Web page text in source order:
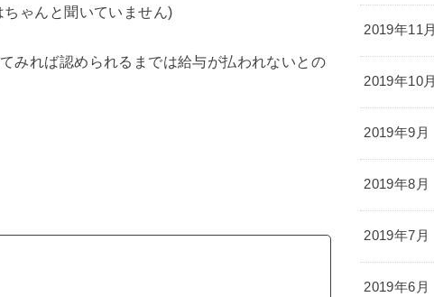
ゃんと聞いていません)
みれば認められるまでは給与が払われないとの
2019年11月
2019年10月
2019年9月
2019年8月
2019年7月
2019年6月